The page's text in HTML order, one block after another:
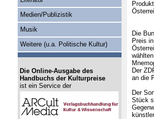
Die
Preis
Der
an die
Der
Stück
Medien/Publizistik
Musik
Weitere (u.a. Politische Kultur)
Die Online-Ausgabe des
Handbuchs der Kulturpreise
ist ein Service der